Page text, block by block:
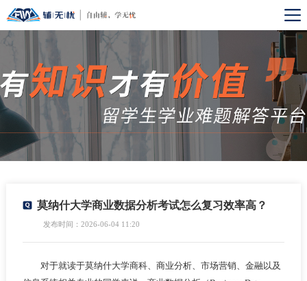
莫纳什大学商业数据分析考试怎么复习效率高？
发布时间：2026-06-04 11:20
对于就读于莫纳什大学商科、商业分析、市场营销、金融以及